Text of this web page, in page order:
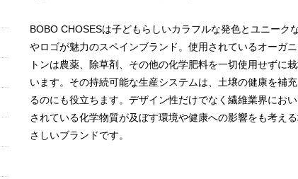
BOBO CHOSESは子どもらしいカラフルな発色とユニーク
やロゴが魅力のスペインブランド。使用されているオーガ
トンは農薬、除草剤、その他の化学肥料を一切使用せずに
います。その持続可能な生産システムは、土壌の健康を補
るのにも役立ちます。デザイン性だけでなく繊維業界にお
されている化学物質が及ぼす環境や健康への影響をも考え
さしいブランドです。